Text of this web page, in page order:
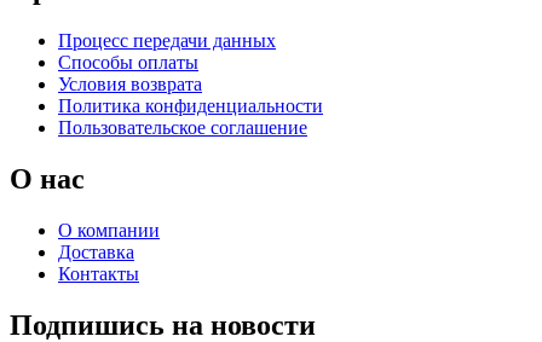
Процесс передачи данных
Способы оплаты
Условия возврата
Политика конфиденциальности
Пользовательское соглашение
О нас
О компании
Доставка
Контакты
Подпишись на новости